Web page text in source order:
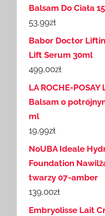
Balsam Do Ciała
53,99zł
Babor Doctor
Lift Serum 30ml
499,00zł
LA ROCHE-POSAY
Balsam o
ml
19,99zł
NoUBA Ideale
Foundation
twarzy 07-amber
139,00zł
Embryolisse Lait